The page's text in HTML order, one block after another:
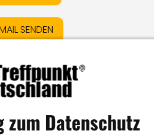
SENDEN
IOnline-Streitschlichtung
KontaktIVertrag widerrufen
GmbH
zum Datenschutz